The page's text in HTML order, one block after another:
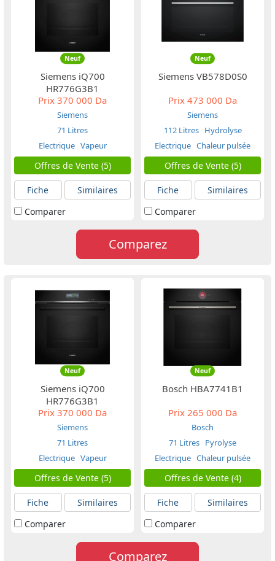
Neuf
Siemens iQ700
HR776G3B1
Prix 370 000 Da
Siemens
71 Litres
Electrique Vapeur
Offres de Vente (5)
Fiche
Similaires
Comparer
Neuf
Siemens VB578D0S0
Prix 473 000 Da
Siemens
112 Litres Hydrolyse
Electrique Chaleur pulsée
Offres de Vente (5)
Fiche
Similaires
Comparer
Comparez
Neuf
Siemens iQ700
HR776G3B1
Prix 370 000 Da
Siemens
71 Litres
Electrique Vapeur
Offres de Vente (5)
Fiche
Similaires
Comparer
Neuf
Bosch HBA7741B1
Prix 265 000 Da
Bosch
71 Litres Pyrolyse
Electrique Chaleur pulsée
Offres de Vente (4)
Fiche
Similaires
Comparer
Comparez